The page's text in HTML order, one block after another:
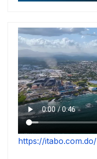
https://itabo.com.do/